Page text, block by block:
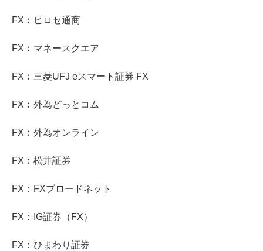
FX︰ヒロセ通商
FX︰マネースクエア
FX︰三菱UFJ eスマート証券 FX
FX︰外為どっとコム
FX︰外為オンライン
FX︰松井証券
FX：FXブロードネット
FX：IG証券（FX）
FX：ひまわり証券